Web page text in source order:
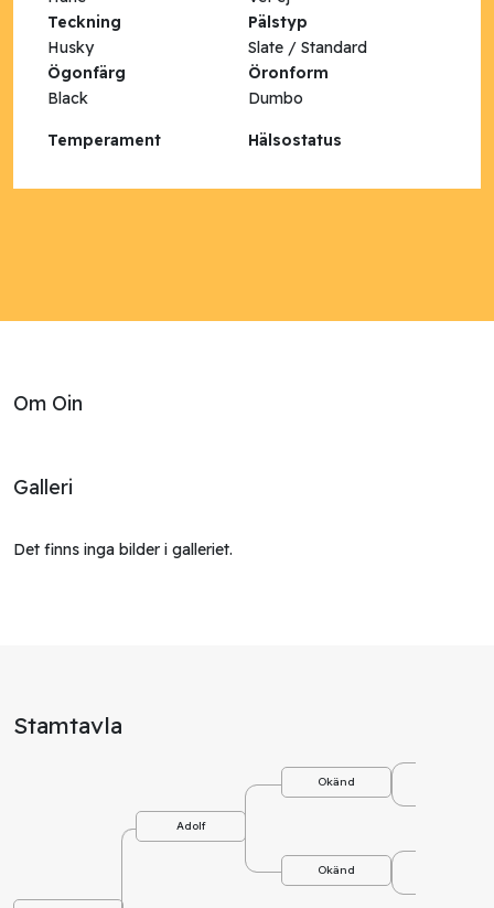
Teckning
Pälstyp
Husky
Slate / Standard
Ögonfärg
Öronform
Black
Dumbo
Temperament Hälsostatus
Om Oin
Galleri
Det finns inga bilder i galleriet.
Stamtavla
Adolf
Okänd
Okänd